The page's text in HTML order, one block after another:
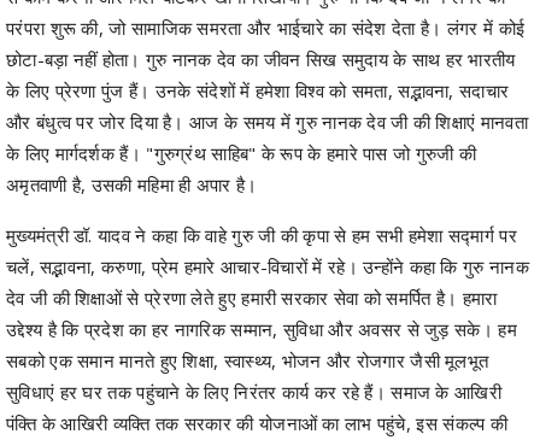
परंपरा शुरू की, जो सामाजिक समरता और भाईचारे का संदेश देता है। लंगर में कोई
छोटा-बड़ा नहीं होता। गुरु नानक देव का जीवन सिख समुदाय के साथ हर भारतीय
के लिए प्रेरणा पुंज हैं। उनके संदेशों में हमेशा विश्व को समता, सद्भावना, सदाचार
और बंधुत्व पर जोर दिया है। आज के समय में गुरु नानक देव जी की शिक्षाएं मानवता
के लिए मार्गदर्शक हैं। "गुरुग्रंथ साहिब" के रूप के हमारे पास जो गुरुजी की
अमृतवाणी है, उसकी महिमा ही अपार है।
मुख्यमंत्री डॉ. यादव ने कहा कि वाहे गुरु जी की कृपा से हम सभी हमेशा सद्मार्ग पर
चलें, सद्भावना, करुणा, प्रेम हमारे आचार-विचारों में रहे। उन्होंने कहा कि गुरु नानक
देव जी की शिक्षाओं से प्रेरणा लेते हुए हमारी सरकार सेवा को समर्पित है। हमारा
उद्देश्य है कि प्रदेश का हर नागरिक सम्मान, सुविधा और अवसर से जुड़ सके। हम
सबको एक समान मानते हुए शिक्षा, स्वास्थ्य, भोजन और रोजगार जैसी मूलभूत
सुविधाएं हर घर तक पहुंचाने के लिए निरंतर कार्य कर रहे हैं। समाज के आखिरी
पंक्ति के आखिरी व्यक्ति तक सरकार की योजनाओं का लाभ पहुंचे, इस संकल्प की